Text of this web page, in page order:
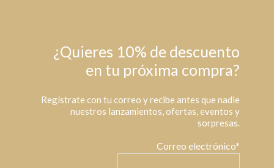
¿Quieres 10% de descuento
en tu próxima compra?
Regístrate con tu correo y recibe antes que nadie
nuestros lanzamientos, ofertas, eventos y
sorpresas.
Correo electrónico*